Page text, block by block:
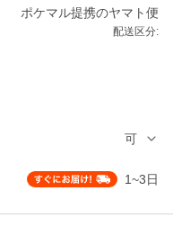
ポケマル提携のヤマト便
配送区分:
可
1~3日